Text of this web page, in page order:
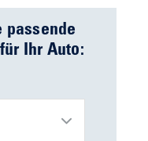
passende
Ihr Auto: